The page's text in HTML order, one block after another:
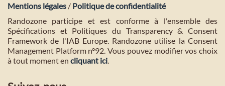
Mentions légales / Politique de confidentialité
Randozone participe et est conforme à l'ensemble des
Spécifications et Politiques du Transparency & Consent
Framework de l'IAB Europe. Randozone utilise la Consent
Management Platform n°92. Vous pouvez modifier vos choix
à tout moment en cliquant ici.